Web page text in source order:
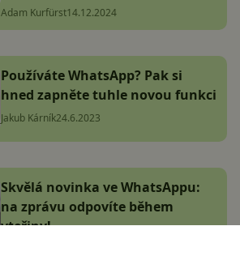
Adam Kurfürst14.12.2024
Používáte WhatsApp? Pak si
hned zapněte tuhle novou funkci
Jakub Kárník24.6.2023
Skvělá novinka ve WhatsAppu:
na zprávu odpovíte během
vteřiny!